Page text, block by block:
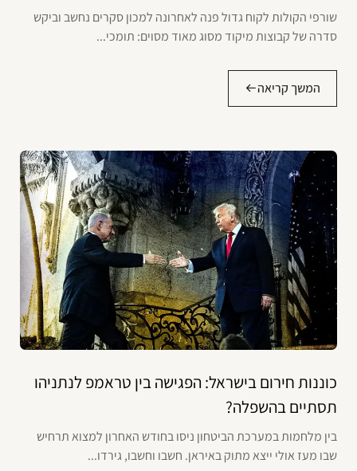
שורפי הקולות לקוח גדול פנה לאחרונה למכון סקרים נחשב וביקש
סדרה של קבוצות מיקוד מסוג מאוד מסוים: תומכי...
המשך קריאה
כוננות חירום בישראל: הפגישה בין טראמפ לנתניהו
תסתיים בהשפלה?
בין מלחמות במערכת הביטחון ניסו בחודש האחרון למצוא תרחיש
שבו מעז אולי ייצא מתוק באיראן. חשבו וחשבו, גירדו...